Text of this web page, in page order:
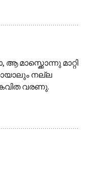
മാസ്ക്കൊന്നു മാറ്റി
നല്ല
വരണു.